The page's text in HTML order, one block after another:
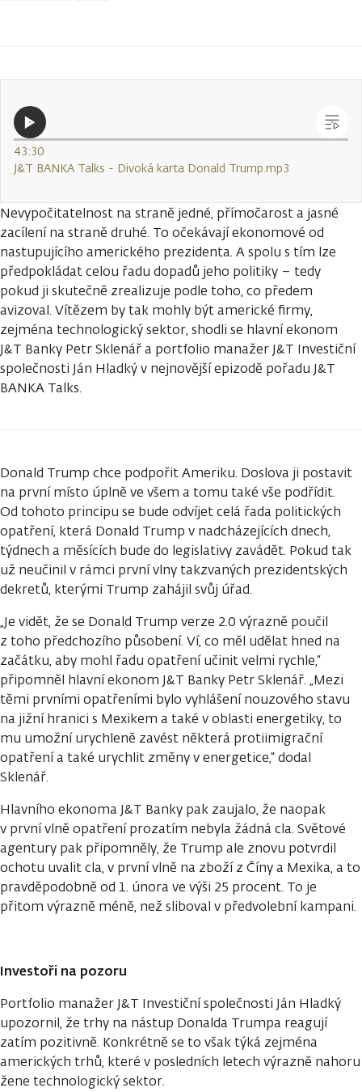
43:30
J&T BANKA Talks - Divoká karta Donald Trump.mp3
Nevypočitatelnost na straně jedné, přímočarost a jasné
zacílení na straně druhé. To očekávají ekonomové od
nastupujícího amerického prezidenta. A spolu s tím lze
předpokládat celou řadu dopadů jeho politiky – tedy
pokud ji skutečně zrealizuje podle toho, co předem
avizoval. Vítězem by tak mohly být americké firmy,
zejména technologický sektor, shodli se hlavní ekonom
J&T Banky Petr Sklenář a portfolio manažer J&T Investiční
společnosti Ján Hladký v nejnovější epizodě pořadu J&T
BANKA Talks.
Donald Trump chce podpořit Ameriku. Doslova ji postavit
na první místo úplně ve všem a tomu také vše podřídit.
Od tohoto principu se bude odvíjet celá řada politických
opatření, která Donald Trump v nadcházejících dnech,
týdnech a měsících bude do legislativy zavádět. Pokud tak
už neučinil v rámci první vlny takzvaných prezidentských
dekretů, kterými Trump zahájil svůj úřad.
„Je vidět, že se Donald Trump verze 2.0 výrazně poučil
z toho předchozího působení. Ví, co měl udělat hned na
začátku, aby mohl řadu opatření učinit velmi rychle,“
připomněl hlavní ekonom J&T Banky Petr Sklenář. „Mezi
těmi prvními opatřeními bylo vyhlášení nouzového stavu
na jižní hranici s Mexikem a také v oblasti energetiky, to
mu umožní urychleně zavést některá protiimigrační
opatření a také urychlit změny v energetice,“ dodal
Sklenář.
Hlavního ekonoma J&T Banky pak zaujalo, že naopak
v první vlně opatření prozatím nebyla žádná cla. Světové
agentury pak připomněly, že Trump ale znovu potvrdil
ochotu uvalit cla, v první vlně na zboží z Číny a Mexika, a to
pravděpodobně od 1. února ve výši 25 procent. To je
přitom výrazně méně, než sliboval v předvolební kampani.
Investoři na pozoru
Portfolio manažer J&T Investiční společnosti Ján Hladký
upozornil, že trhy na nástup Donalda Trumpa reagují
zatím pozitivně. Konkrétně se to však týká zejména
amerických trhů, které v posledních letech výrazně nahoru
žene technologický sektor.